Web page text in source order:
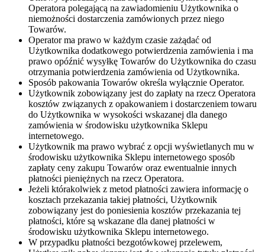
Operatora polegającą na zawiadomieniu Użytkownika o
niemożności dostarczenia zamówionych przez niego
Towarów.
Operator ma prawo w każdym czasie zażądać od
Użytkownika dodatkowego potwierdzenia zamówienia i ma
prawo opóźnić wysyłkę Towarów do Użytkownika do czasu
otrzymania potwierdzenia zamówienia od Użytkownika.
Sposób pakowania Towarów określa wyłącznie Operator.
Użytkownik zobowiązany jest do zapłaty na rzecz Operatora
kosztów związanych z opakowaniem i dostarczeniem towaru
do Użytkownika w wysokości wskazanej dla danego
zamówienia w środowisku użytkownika Sklepu
internetowego.
Użytkownik ma prawo wybrać z opcji wyświetlanych mu w
środowisku użytkownika Sklepu internetowego sposób
zapłaty ceny zakupu Towarów oraz ewentualnie innych
płatności pieniężnych na rzecz Operatora.
Jeżeli którakolwiek z metod płatności zawiera informację o
kosztach przekazania takiej płatności, Użytkownik
zobowiązany jest do poniesienia kosztów przekazania tej
płatności, które są wskazane dla danej płatności w
środowisku użytkownika Sklepu internetowego.
W przypadku płatności bezgotówkowej przelewem,